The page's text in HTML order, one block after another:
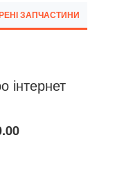
ЗАПЧАСТИНИ
інтернет